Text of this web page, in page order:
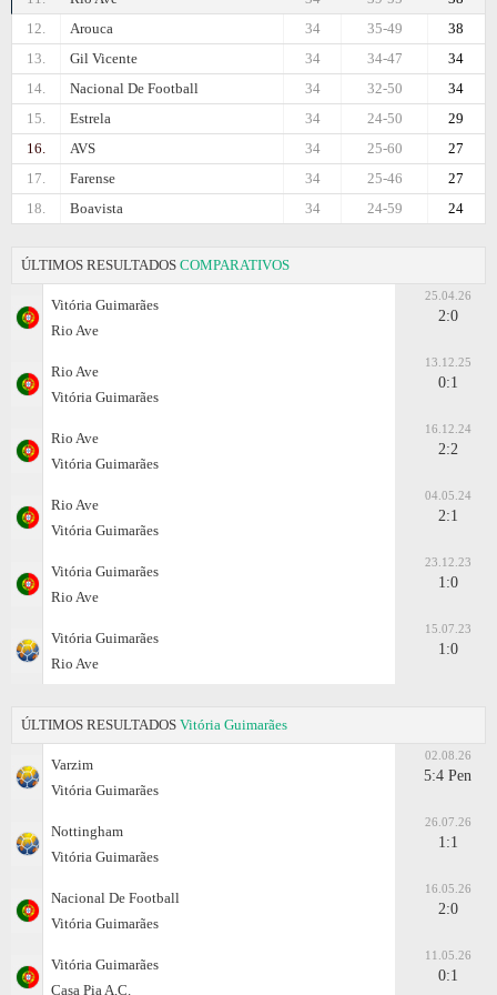
12.
Arouca 38
35-49
34
13.
Gil Vicente 34
34-47
34
14.
Nacional De Football 34
32-50
34
15.
Estrela 29
24-50
34
16.
AVS 27
25-60
34
17.
Farense 27
25-46
34
18.
Boavista 24
24-59
34
ÚLTIMOS RESULTADOS COMPARATIVOS
Vitória Guimarães
Rio Ave
25.04.26
2:0
Rio Ave
Vitória Guimarães
13.12.25
0:1
Rio Ave
Vitória Guimarães
16.12.24
2:2
Rio Ave
Vitória Guimarães
04.05.24
2:1
Vitória Guimarães
Rio Ave
23.12.23
1:0
Vitória Guimarães
Rio Ave
15.07.23
1:0
ÚLTIMOS RESULTADOS Vitória Guimarães
Varzim
Vitória Guimarães
02.08.26
5:4 Pen
Nottingham
Vitória Guimarães
26.07.26
1:1
Nacional De Football
Vitória Guimarães
16.05.26
2:0
Vitória Guimarães
Casa Pia A.C.
11.05.26
0:1